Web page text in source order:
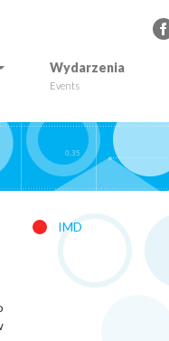
Wydarzenia
Events
IMD